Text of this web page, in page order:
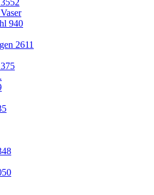
3552
940
2611
375